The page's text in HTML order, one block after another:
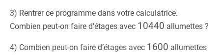
3) Rentrer ce programme dans votre calculatrice.
Combien peut-on faire d’étages avec 10440 allumettes ?
4) Combien peut-on faire d’étages avec 1600 allumettes